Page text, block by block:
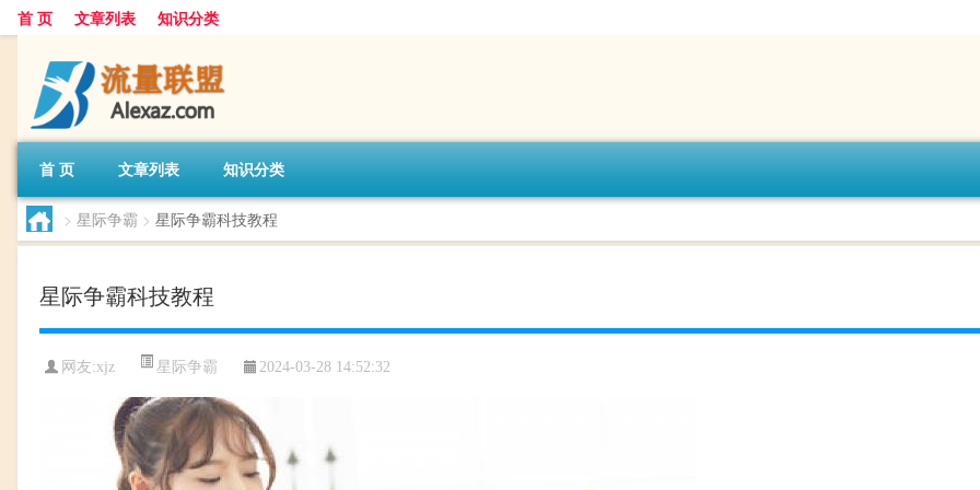
首 页 文章列表 知识分类
首 页 文章列表 知识分类
> 星际争霸 > 星际争霸科技教程
星际争霸科技教程
网友:xjz 星际争霸 2024-03-28 14:52:32